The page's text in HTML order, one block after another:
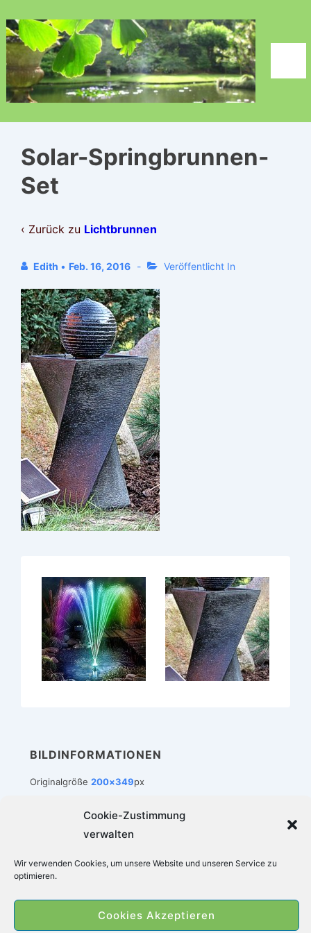
Cookie-Zustimmung
verwalten
Wir verwenden Cookies, um unsere Website und unseren Service zu
optimieren.
Cookies Akzeptieren
Zum
Inhalt
Solar-Springbrunnen-
Set
‹ Zurück zu Lichtbrunnen
Edith • Feb. 16, 2016 Veröffentlicht In
BILDINFORMATIONEN
Originalgröße 200×349px
Menü
Datenschutz
Copyright © 2026Zimmerbrunnen-Welt|
Präsentiert vonResponsive-Theme